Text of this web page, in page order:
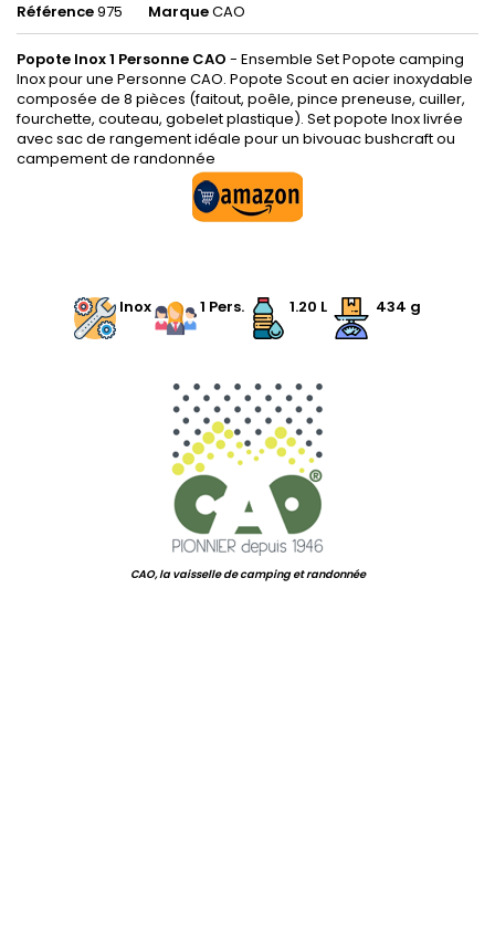
Référence975 MarqueCAO
Popote Inox 1 Personne CAO - Ensemble Set Popote camping
Inox pour une Personne CAO. Popote Scout en acier inoxydable
composée de 8 pièces (faitout, poêle, pince preneuse, cuiller,
fourchette, couteau, gobelet plastique). Set popote Inox livrée
avec sac de rangement idéale pour un bivouac bushcraft ou
campement de randonnée
Inox
1 Pers. 1.20 L 434 g
CAO, la vaisselle de camping et randonnée